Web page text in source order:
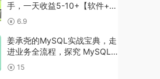
手，一天收益5-10+【软件+教
程】6.9
姜承尧的MySQL实战宝典，走
进业务全流程，探究 MySQL
架构设计
15